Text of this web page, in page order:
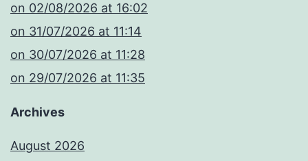
​on 02/08/2026 at 16:02
​on 31/07/2026 at 11:14
​on 30/07/2026 at 11:28
​on 29/07/2026 at 11:35
Archives
August 2026